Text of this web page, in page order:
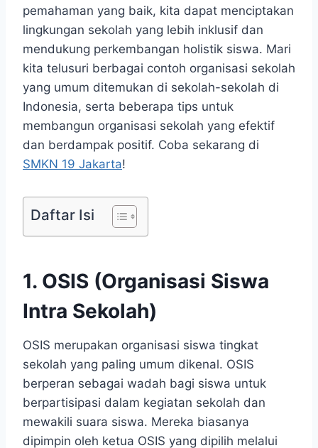
pemahaman yang baik, kita dapat menciptakan
lingkungan sekolah yang lebih inklusif dan
mendukung perkembangan holistik siswa. Mari
kita telusuri berbagai contoh organisasi sekolah
yang umum ditemukan di sekolah-sekolah di
Indonesia, serta beberapa tips untuk
membangun organisasi sekolah yang efektif
dan berdampak positif. Coba sekarang di
SMKN 19 Jakarta!
Daftar Isi
1. OSIS (Organisasi Siswa
Intra Sekolah)
OSIS merupakan organisasi siswa tingkat
sekolah yang paling umum dikenal. OSIS
berperan sebagai wadah bagi siswa untuk
berpartisipasi dalam kegiatan sekolah dan
mewakili suara siswa. Mereka biasanya
dipimpin oleh ketua OSIS yang dipilih melalui